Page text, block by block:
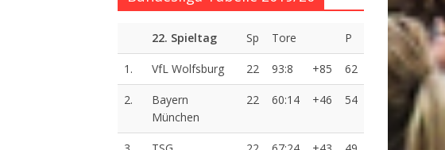
22. Spieltag Sp Tore P
1. VfL Wolfsburg 22 93:8 +85 62
2.
Bayern
München
22 60:14 +46 54